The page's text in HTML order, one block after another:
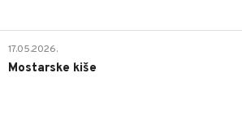
17.05.2026.
Mostarske kiše